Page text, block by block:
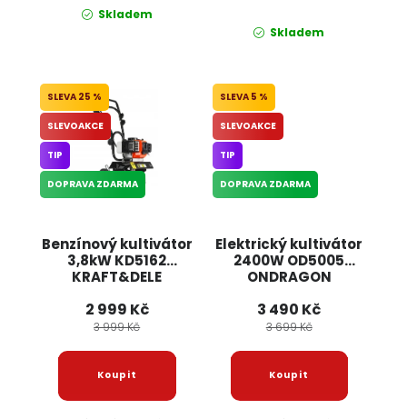
Skladem
Skladem
Benzínový kultivátor
3,8kW KD5162
KRAFT&DELE
25 %
SLEVOAKCE
TIP
DOPRAVA ZDARMA
2 999 Kč
3 999 Kč
Elektrický kultivátor
2400W OD5005
ONDRAGON
5 %
SLEVOAKCE
TIP
DOPRAVA ZDARMA
3 490 Kč
3 699 Kč